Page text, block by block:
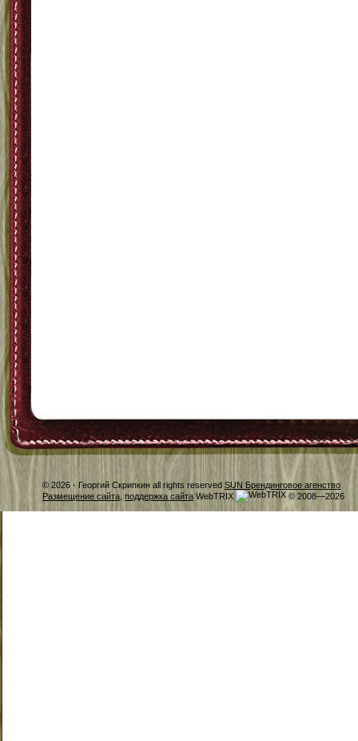
© 2026 - Георгий Скрипкин all rights reserved SUN Брендинговое агенство
Размещение сайта, поддержка сайта WebTRIX © 2008—2026